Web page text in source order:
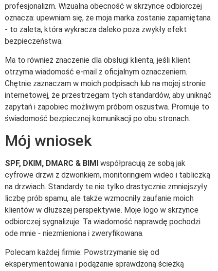
profesjonalizm. Wizualna obecność w skrzynce odbiorczej
oznacza: upewniam się, że moja marka zostanie zapamiętana
- to zaleta, która wykracza daleko poza zwykły efekt
bezpieczeństwa.
Ma to również znaczenie dla obsługi klienta, jeśli klient
otrzyma wiadomość e-mail z oficjalnym oznaczeniem.
Chętnie zaznaczam w moich podpisach lub na mojej stronie
internetowej, że przestrzegam tych standardów, aby uniknąć
zapytań i zapobiec możliwym próbom oszustwa. Promuje to
świadomość bezpiecznej komunikacji po obu stronach.
Mój wniosek
SPF, DKIM, DMARC & BIMI współpracują ze sobą jak
cyfrowe drzwi z dzwonkiem, monitoringiem wideo i tabliczką
na drzwiach. Standardy te nie tylko drastycznie zmniejszyły
liczbę prób spamu, ale także wzmocniły zaufanie moich
klientów w dłuższej perspektywie. Moje logo w skrzynce
odbiorczej sygnalizuje: Ta wiadomość naprawdę pochodzi
ode mnie - niezmieniona i zweryfikowana.
Polecam każdej firmie: Powstrzymanie się od
eksperymentowania i podążanie sprawdzoną ścieżką